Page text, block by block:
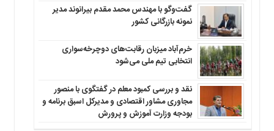
گفت‌وگو با مهندس محمد مقدم بیرانوند مدیر
نمونه بازرگانی کشور
خرم‌آباد میزبان رقابت‌های دوچرخه‌سواری
انتخابی تیم ملی می‌شود
نقد و بررسی کمبود معلم در گفتگوی با منصور
مجاوری مشاور اقتصادی و مدیرکل اسبق برنامه و
بودجه وزارت آموزش و پرورش